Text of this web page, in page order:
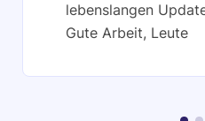
lebenslangen
Gute Arbeit, Leute